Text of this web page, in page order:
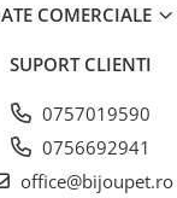
medicul
dupa deschidere
cat mai repede
COMERCIALE
SUPORT CLIENTI
0757019590
0756692941
office@bijoupet.ro